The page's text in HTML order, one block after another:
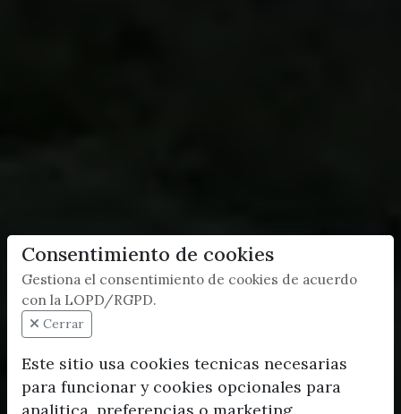
Consentimiento de cookies
Gestiona el consentimiento de cookies de acuerdo
con la LOPD/RGPD.
Cerrar
Este sitio usa cookies tecnicas necesarias
para funcionar y cookies opcionales para